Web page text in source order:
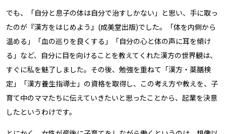
でも、「自分と息子の体は自分で治すしかない」と思い、手に取っ
たのが『漢方をはじめよう』(成美堂出版)でした。「体を内側から
温める」「血の巡りを良くする」「自分の心と体の声に耳を傾け
る」など、自分に目を向けることを教えてくれた漢方の世界観は、
すぐに私を魅了しました。その後、勉強を重ねて「漢方・薬膳検
定」「漢方養生指導士」の資格を取得し、この考え方や教えを、子
育て中のママたちに伝えていきたいと思ったことから、起業を決意
したというわけです。